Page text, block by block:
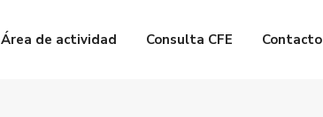
Área de actividad Consulta CFE Contacto